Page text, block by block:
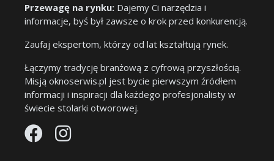
Przewagę na rynku: Dajemy Ci narzędzia i
informacje, byś był zawsze o krok przed konkurencją.
Zaufaj ekspertom, którzy od lat kształtują rynek.
Łączymy tradycję branżową z cyfrową przyszłością.
Misją oknoserwis.pl jest bycie pierwszym źródłem
informacji i inspiracji dla każdego profesjonalisty w
świecie stolarki otworowej.